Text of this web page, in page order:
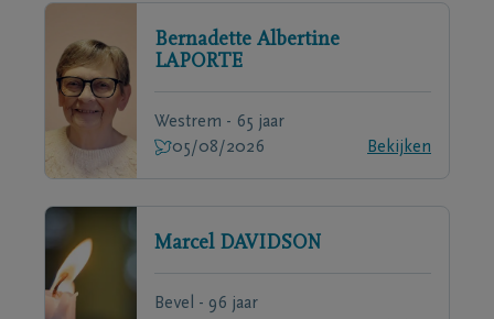
Bernadette Albertine
LAPORTE
Westrem - 65 jaar
05/08/2026
Bekijken
Marcel DAVIDSON
Bevel - 96 jaar